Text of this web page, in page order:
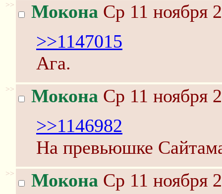
>> Мокона Ср 11 ноября
>>1147015
Ага.
>> Мокона Ср 11 ноября
>>1146982
На превьюшке
>> Мокона Ср 11 ноября